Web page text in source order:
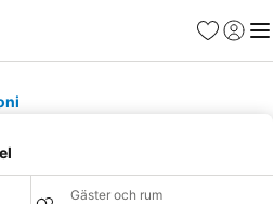
Favoriter
Logga
Gäster och rum